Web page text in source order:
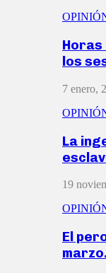
los
7 enero,
La
19
El